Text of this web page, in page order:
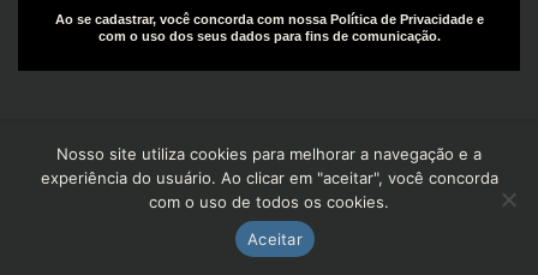
Ao se cadastrar, você concorda com nossa Política de Privacidade e
com o uso dos seus dados para fins de comunicação.
Copyright© 2025 | Design by: The Everly Growth Agency |
Powered by: R+W Capital
Nosso site utiliza cookies para melhorar a navegação e a
experiência do usuário. Ao clicar em "aceitar", você concorda
com o uso de todos os cookies.
Aceitar